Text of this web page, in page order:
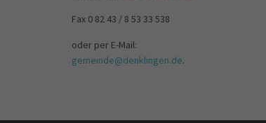
Fax 0 82 43 / 8 53 33 538
oder per E-Mail:
gemeinde@denklingen.de.